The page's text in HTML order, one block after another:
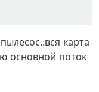
карта
основной поток